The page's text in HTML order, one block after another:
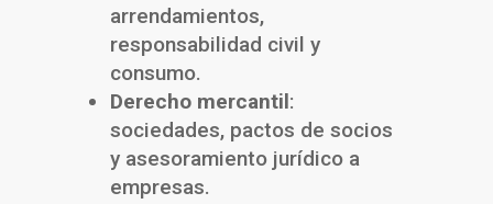
arrendamientos,
responsabilidad civil y
consumo.
Derecho mercantil:
sociedades, pactos de socios
y asesoramiento jurídico a
empresas.